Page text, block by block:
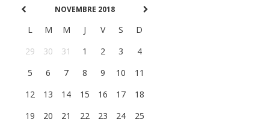
NOVEMBRE 2018
L M M J V S
D
29
30 31 1 2 3
4
5
6 7 8 9 10
11
12
13 14 15 16 17
18
19
20 21 22 23 24
25